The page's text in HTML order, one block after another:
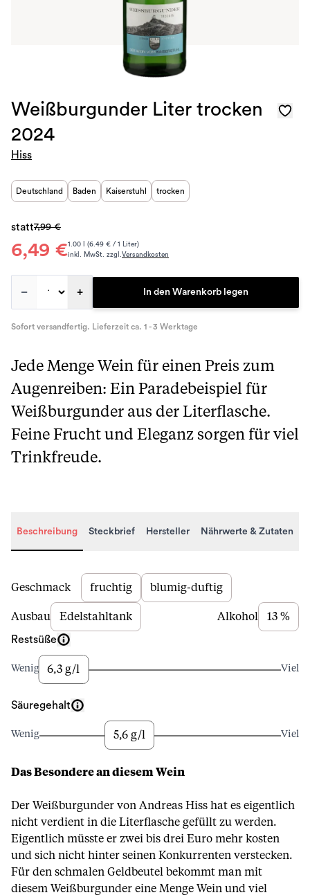
Weißburgunder Liter trocken
2024
Hiss
Deutschland Baden Kaiserstuhl trocken
6,49 €
statt7,99 €
1.00 l (6.49 € / 1 Liter)
inkl. MwSt. zzgl.Versandkosten
– + In den Warenkorb legen
Sofort versandfertig. Lieferzeit ca. 1 - 3 Werktage
Jede Menge Wein für einen Preis zum
Augenreiben: Ein Paradebeispiel für
Weißburgunder aus der Literflasche.
Feine Frucht und Eleganz sorgen für viel
Trinkfreude.
Beschreibung Steckbrief Hersteller Nährwerte & Zutaten
Beschreibung
Geschmack fruchtig blumig-duftig
Ausbau Edelstahltank Alkohol 13 %
Restsüße
Wenig 6,3 g/l Viel
Säuregehalt
Wenig 5,6 g/l Viel
Das Besondere an diesem Wein
Der Weißburgunder von Andreas Hiss hat es eigentlich
nicht verdient in die Literflasche gefüllt zu werden.
Eigentlich müsste er zwei bis drei Euro mehr kosten
und sich nicht hinter seinen Konkurrenten verstecken.
Für den schmalen Geldbeutel bekommt man mit
diesem Weißburgunder eine Menge Wein und viel